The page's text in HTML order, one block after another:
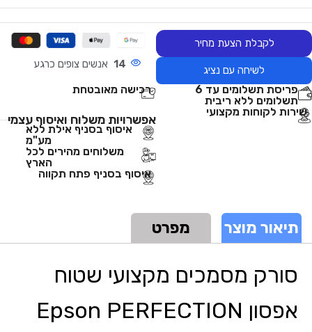
לקבלת הצעת מחיר
לשיחה עם נציג 14 אנשים צופים כרגע
פריסת תשלומים עד 6
תשלומים ללא ריבית
רכישה מאובטחת
שירות לקוחות מקצועי
אפשרויות משלוח ואיסוף עצמי
איסוף בסניף אילת ללא
מע"מ
משלוחים מהירים לכל
הארץ
איסוף בסניף פתח תקווה
תיאור מוצר מפרט
סורק מסמכים מקצועי שטוח
אפסון Epson PERFECTION